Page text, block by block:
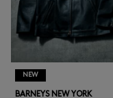
NEW
BARNEYS NEW YORK